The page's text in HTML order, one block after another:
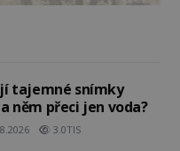
tajemné snímky
něm přeci jen voda?
3.0TIS